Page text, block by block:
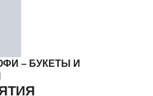
– БУКЕТЫ И